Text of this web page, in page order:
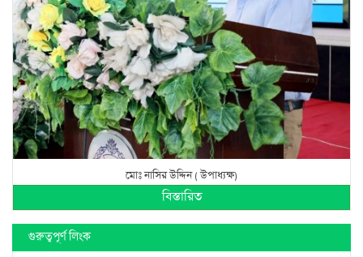
মোঃ নাসির উদ্দিন ( উপাধ্যক্ষ)
বিস্তারিত
গুরুত্বপূর্ণ লিংক